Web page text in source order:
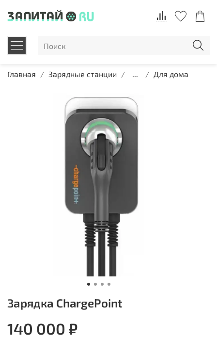
Главная Зарядные станции ... Для дома
Зарядка ChargePoint
140 000 ₽